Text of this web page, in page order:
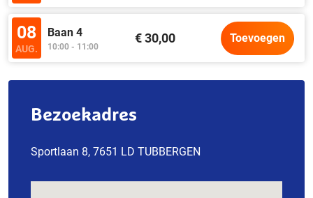
08
AUG.
Baan 4
10:00 - 11:00
€ 30,00 Toevoegen
Bezoekadres
Sportlaan 8, 7651 LD TUBBERGEN